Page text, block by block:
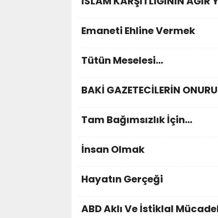
Emaneti Ehline Vermek
Tütün Meselesi…
BAKİ GAZETECİLERİN
Tam Bağımsızlık İçin…
İnsan Olmak
Hayatın Gerçeği
ABD Aklı Ve İstiklal